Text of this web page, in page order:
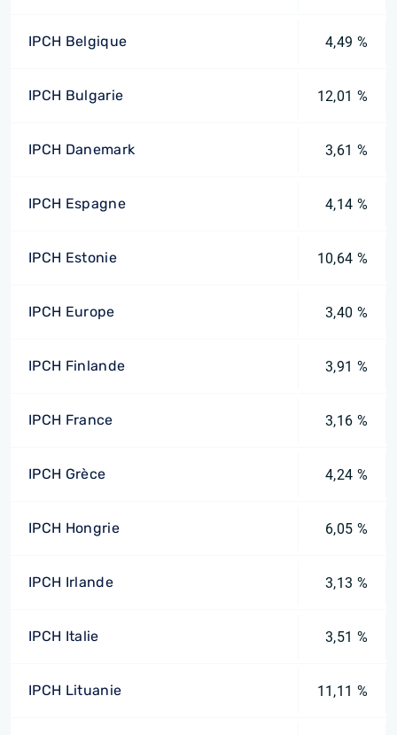
IPCH Belgique 4,49 %
IPCH Bulgarie 12,01 %
IPCH Danemark 3,61 %
IPCH Espagne 4,14 %
IPCH Estonie 10,64 %
IPCH Europe 3,40 %
IPCH Finlande 3,91 %
IPCH France 3,16 %
IPCH Grèce 4,24 %
IPCH Hongrie 6,05 %
IPCH Irlande 3,13 %
IPCH Italie 3,51 %
IPCH Lituanie 11,11 %